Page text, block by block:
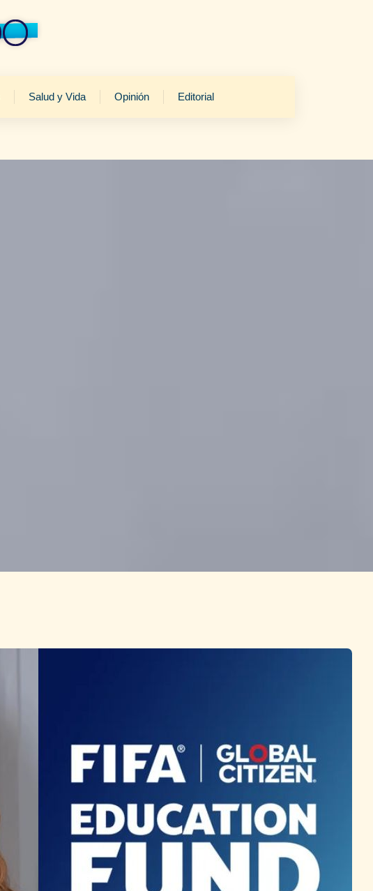
Salud y Vida Opinión Editorial